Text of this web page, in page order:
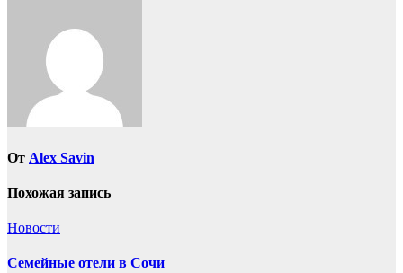
От Alex Savin
Похожая запись
Новости
Семейные отели в Сочи